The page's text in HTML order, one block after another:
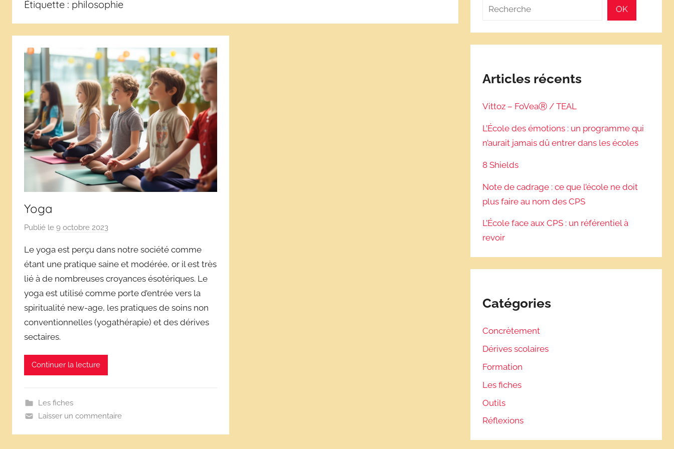
Étiquette : philosophie
Yoga
Publié le 9 octobre 2023
r
D
é
r
i
v
r
Le yoga est perçu dans notre société comme
étant une pratique saine et modérée, or il est très
lié à de nombreuses croyances ésotériques. Le
yoga est utilisé comme porte d’entrée vers la
spiritualité new-age, les pratiques de soins non
conventionnelles (yogathérapie) et des dérives
sectaires.
Continuer la lecture
Les fiches
Laisser un commentaire
Rechercher OK
Articles récents
Vittoz – FoVeaⓇ / TEAL
L’École des émotions : un programme qui
n’aurait jamais dû entrer dans les écoles
8 Shields
Note de cadrage : ce que l’école ne doit
plus faire au nom des CPS
L’École face aux CPS : un référentiel à
revoir
Catégories
Concrètement
Dérives scolaires
Formation
Les fiches
Outils
Réflexions